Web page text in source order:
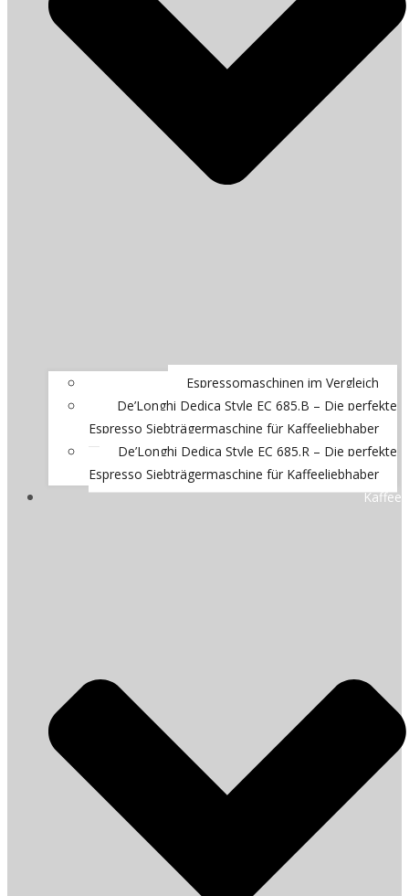
Espressomaschinen im Vergleich
De’Longhi Dedica Style EC 685.B – Die perfekte
Espresso Siebträgermaschine für Kaffeeliebhaber
De’Longhi Dedica Style EC 685.R – Die perfekte
Espresso Siebträgermaschine für Kaffeeliebhaber
Kaffee